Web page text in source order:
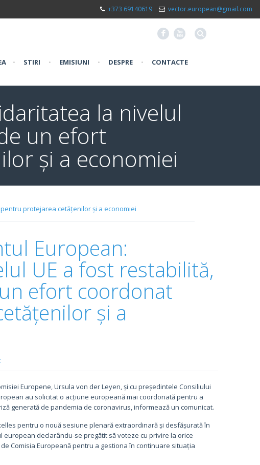
+373 69140619 vector.european@gmail.com
F X
• STIRI • EMISIUNI • DESPRE • CONTACTE
la nivelul
un efort
și a economiei
protejarea cetățenilor și a economiei
European:
UE a fost restabilită,
efort coordonat
și a
Europene, Ursula von der Leyen, și cu președintele Consiliului
au solicitat o acțiune europeană mai coordonată pentru a
generată de pandemia de coronavirus, informează un comunicat.
pentru o nouă sesiune plenară extraordinară și desfășurată în
declarându-se pregătit să voteze cu privire la orice
Comisia Europeană pentru a gestiona în continuare situația